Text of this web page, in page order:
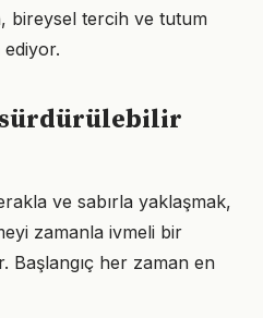
bireysel tercih ve tutum
ve sabırla yaklaşmak,
zamanla ivmeli bir
Başlangıç her zaman en